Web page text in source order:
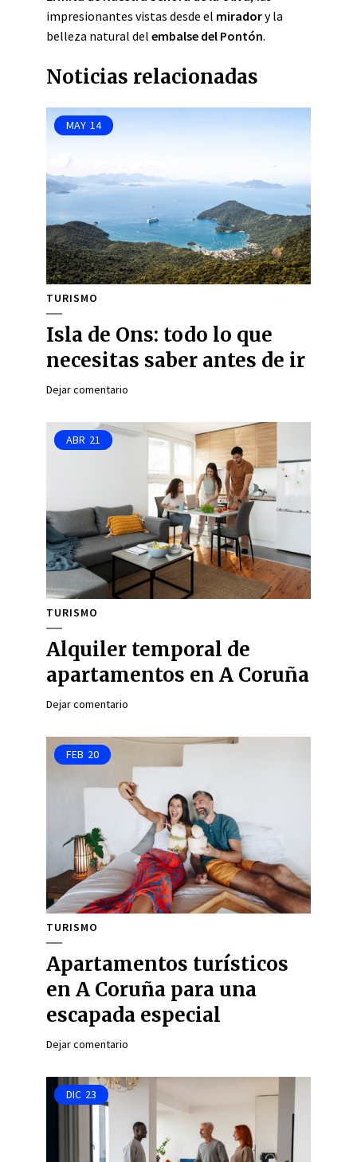
impresionantes vistas desde el miradory la
belleza natural del embalse del Pontón.
Noticias relacionadas
MAY 14
TURISMO
Isla de Ons: todo lo que
necesitas saber antes de ir
Dejar comentario
ABR 21
TURISMO
Alquiler temporal de
apartamentos en A Coruña
Dejar comentario
FEB 20
TURISMO
Apartamentos turísticos
en A Coruña para una
escapada especial
Dejar comentario
DIC 23